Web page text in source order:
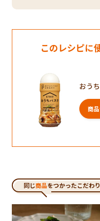
このレシピに
おう
商
同じ商品をつかったこだわ